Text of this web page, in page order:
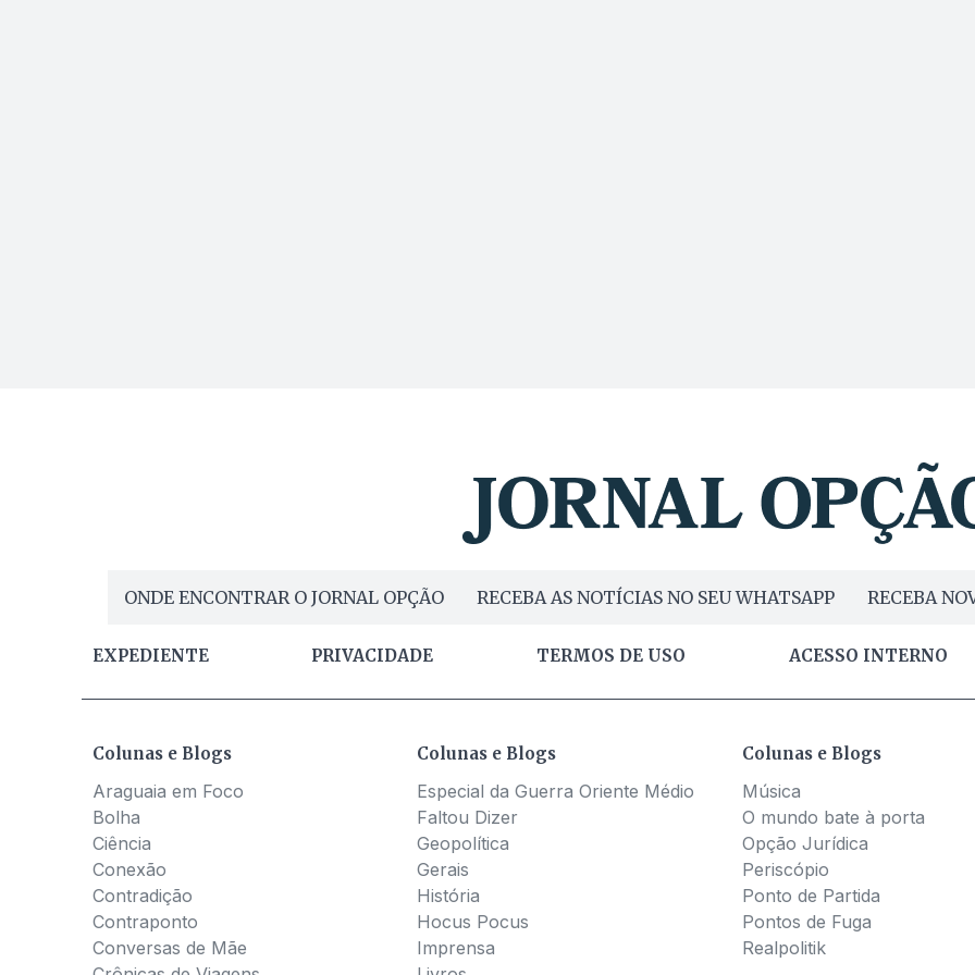
ONDE ENCONTRAR O JORNAL OPÇÃO RECEBA AS NOTÍCIAS NO SEU WHATSAPP RECEBA
EXPEDIENTE PRIVACIDADE TERMOS DE USO ACESSO INTERNO
Colunas e Blogs
Araguaia em Foco
Bolha
Ciência
Conexão
Contradição
Contraponto
Conversas de Mãe
Colunas e Blogs
Especial da Guerra Oriente Médio
Faltou Dizer
Geopolítica
Gerais
História
Hocus Pocus
Imprensa
Colunas e Blogs
Música
O mundo bate à porta
Opção Jurídica
Periscópio
Ponto de Partida
Pontos de Fuga
Realpolitik